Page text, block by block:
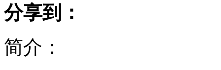
美容店女子穿空姐服路边随意拉客
分享到：
简介：